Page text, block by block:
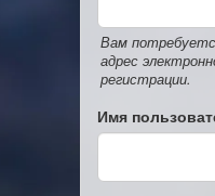
Вам
адрес
регистрации.
Имя